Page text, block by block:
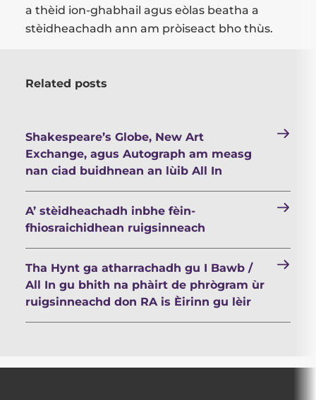
a thèid ion-ghabhail agus eòlas beatha a
stèidheachadh ann am pròiseact bho thùs.
Related posts
Shakespeare’s Globe, New Art
Exchange, agus Autograph am measg
nan ciad buidhnean an lùib All In
A’ stèidheachadh inbhe fèin-
fhiosraichidhean ruigsinneach
Tha Hynt ga atharrachadh gu I Bawb /
All In gu bhith na phàirt de phrògram ùr
ruigsinneachd don RA is Èirinn gu lèir